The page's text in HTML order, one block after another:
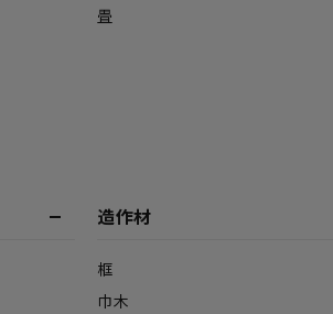
畳
造作材
框
巾木